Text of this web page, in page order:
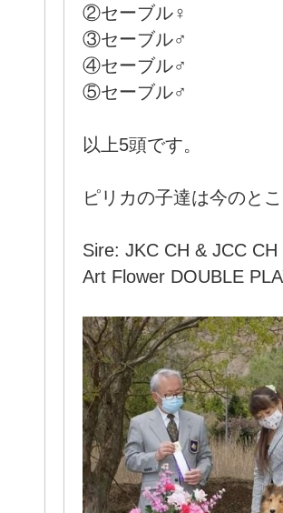
②セーブル♀
③セーブル♂
④セーブル♂
⑤セーブル♂
以上5頭です。
ピリカの子達は今のと
Sire: JKC CH & JCC CH
Art Flower DOUBLE